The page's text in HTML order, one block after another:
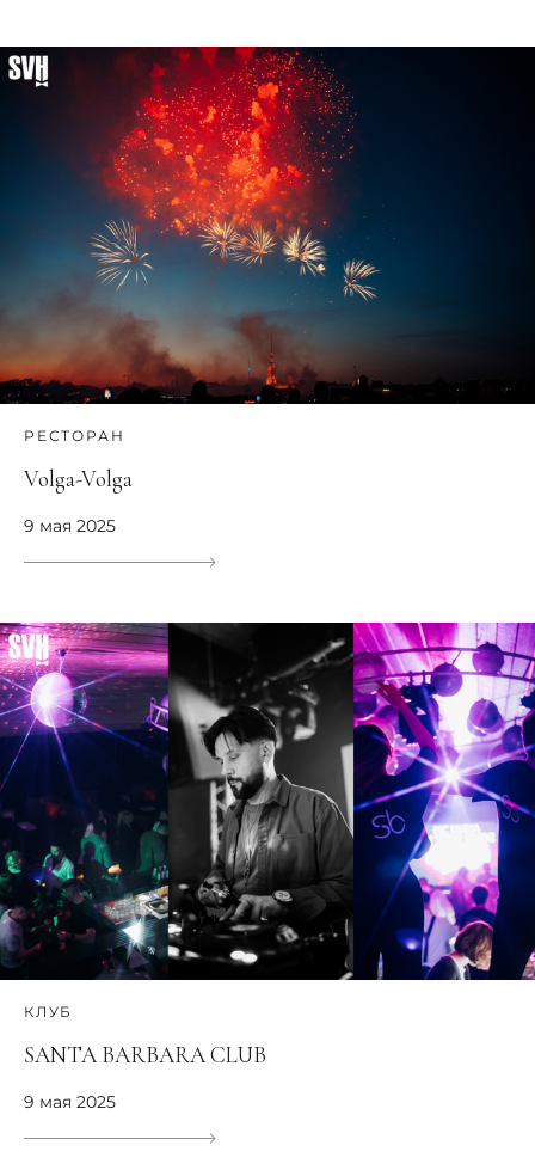
РЕСТОРАН
Volga-Volga
9 мая 2025
КЛУБ
SANTA BARBARA CLUB
9 мая 2025